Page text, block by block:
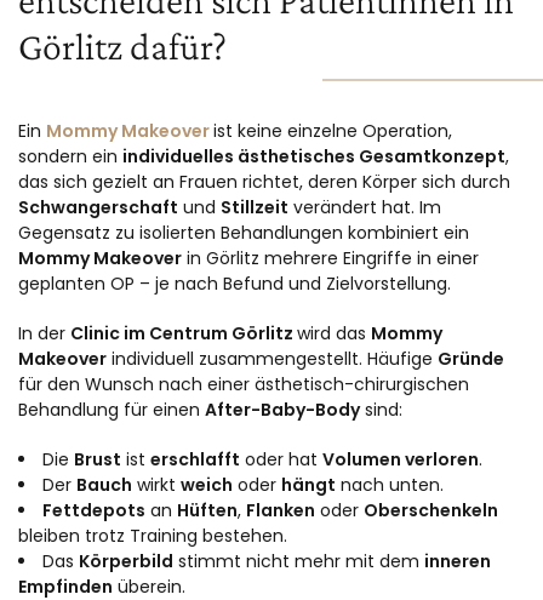
Görlitz dafür?
Ein Mommy Makeoverist keine einzelne Operation,
sondern ein individuelles ästhetisches Gesamtkonzept,
das sich gezielt an Frauen richtet, deren Körper sich durch
Schwangerschaft und Stillzeit verändert hat. Im
Gegensatz zu isolierten Behandlungen kombiniert ein
Mommy Makeover in Görlitz mehrere Eingriffe in einer
geplanten OP – je nach Befund und Zielvorstellung.
In der Clinic im Centrum Görlitz wird das Mommy
Makeover individuell zusammengestellt. Häufige Gründe
für den Wunsch nach einer ästhetisch-chirurgischen
Behandlung für einen After-Baby-Bodysind:
Die Brust ist erschlafft oder hat Volumen verloren.
Der Bauch wirkt weich oder hängt nach unten.
Fettdepots an Hüften, Flanken oder Oberschenkeln
bleiben trotz Training bestehen.
Das Körperbild stimmt nicht mehr mit dem inneren
Empfinden überein.